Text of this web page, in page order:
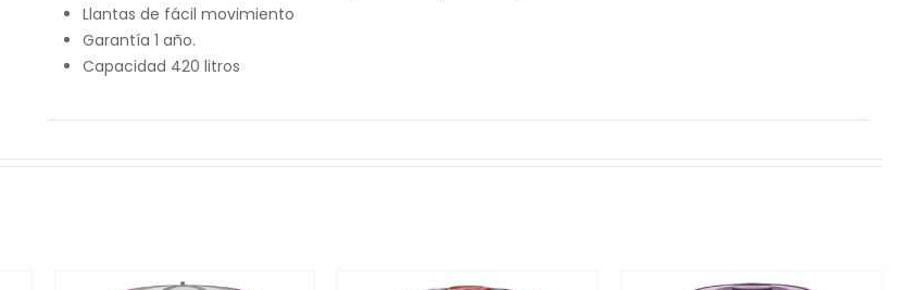
Llantas de fácil movimiento
Garantía 1 año.
Capacidad 420 litros